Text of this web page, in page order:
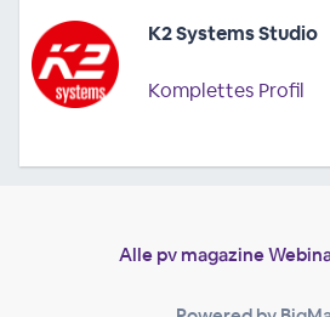
K2 Systems Studio
Komplettes Profil
Alle pv magazine